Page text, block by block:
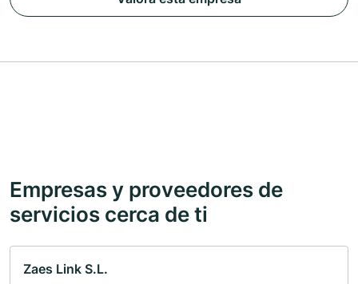
Empresas y proveedores de
servicios cerca de ti
Zaes Link S.L.